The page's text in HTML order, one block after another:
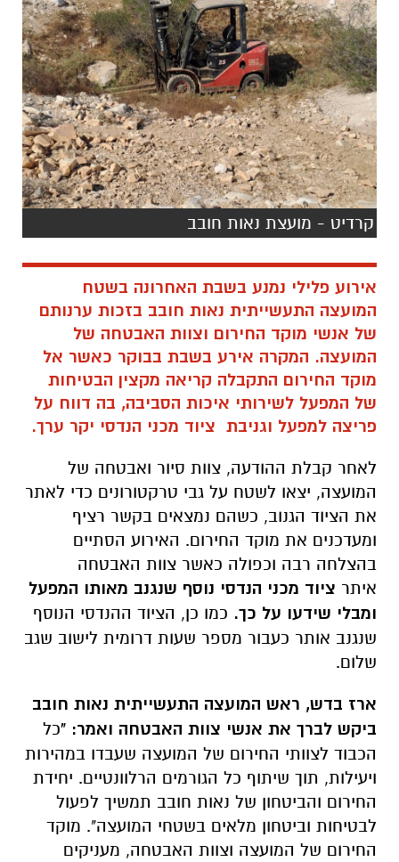
קרדיט - מועצת נאות חובב
אירוע פלילי נמנע בשבת האחרונה בשטח
המועצה התעשייתית נאות חובב בזכות ערנותם
של אנשי מוקד החירום וצוות האבטחה של
המועצה. המקרה אירע בשבת בבוקר כאשר אל
מוקד החירום התקבלה קריאה מקצין הבטיחות
של המפעל לשירותי איכות הסביבה, בה דווח על
פריצה למפעל וגניבת ציוד מכני הנדסי יקר ערך.
לאחר קבלת ההודעה, צוות סיור ואבטחה של
המועצה, יצאו לשטח על גבי טרקטורונים כדי לאתר
את הציוד הגנוב, כשהם נמצאים בקשר רציף
ומעדכנים את מוקד החירום. האירוע הסתיים
בהצלחה רבה וכפולה כאשר צוות האבטחה
איתר ציוד מכני הנדסי נוסף שנגנב מאותו המפעל
ומבלי שידעו על כך. כמו כן, הציוד ההנדסי הנוסף
שנגנב אותר כעבור מספר שעות דרומית לישוב שגב
שלום.
ארז בדש, ראש המועצה התעשייתית נאות חובב
ביקש לברך את אנשי צוות האבטחה ואמר: "כל
הכבוד לצוותי החירום של המועצה שעבדו במהירות
ויעילות, תוך שיתוף כל הגורמים הרלוונטיים. יחידת
החירום והביטחון של נאות חובב תמשיך לפעול
לבטיחות וביטחון מלאים בשטחי המועצה". מוקד
החירום של המועצה וצוות האבטחה, מעניקים